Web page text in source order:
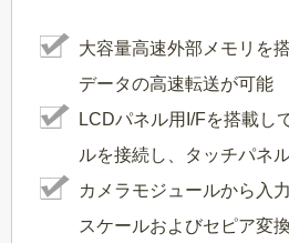
大容量高速外部メモリを
データの高速転送が可能
LCDパネル用I/Fを搭載し
ルを接続し、タッチパネ
カメラモジュールから入
スケールおよびセピア変